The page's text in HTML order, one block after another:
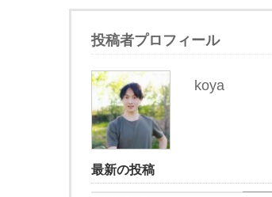
投稿者プロフィール
koya
最新の投稿